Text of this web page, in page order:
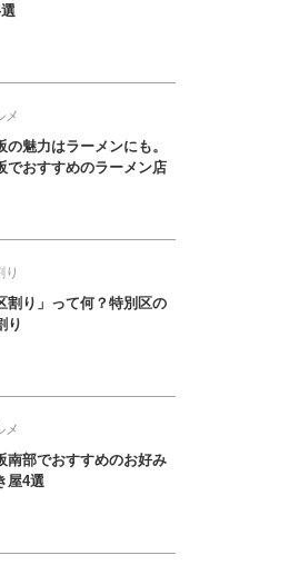
メ
の魅力はラーメンにも。
でおすすめのラーメン店
り
割り」って何？特別区の
り
メ
南部でおすすめのお好み
屋4選